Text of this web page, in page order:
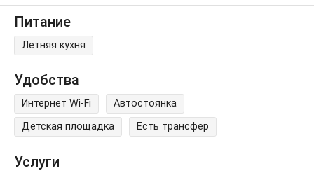
Питание
Летняя кухня
Удобства
Интернет Wi-Fi
Автостоянка
Детская площадка
Есть трансфер
Услуги